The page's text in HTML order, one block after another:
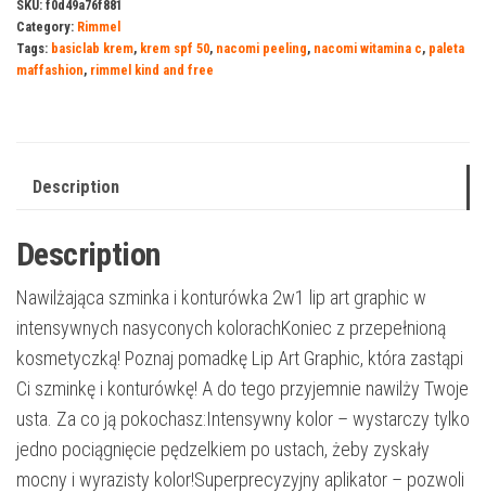
SKU: f0d49a76f881
Category: Rimmel
Tags: basiclab krem, krem spf 50, nacomi peeling, nacomi witamina c, paleta
maffashion, rimmel kind and free
Description
Description
Nawilżająca szminka i konturówka 2w1 lip art graphic w
intensywnych nasyconych kolorachKoniec z przepełnioną
kosmetyczką! Poznaj pomadkę Lip Art Graphic, która zastąpi
Ci szminkę i konturówkę! A do tego przyjemnie nawilży Twoje
usta. Za co ją pokochasz:Intensywny kolor – wystarczy tylko
jedno pociągnięcie pędzelkiem po ustach, żeby zyskały
mocny i wyrazisty kolor!Superprecyzyjny aplikator – pozwoli